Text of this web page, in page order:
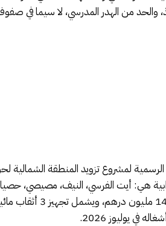
والحد من الهدر المدرسي، لا سيما في
لمشروع تزويد المنطقة الشمالية
هي: أيت الفرسي، النيف، مصيصي،